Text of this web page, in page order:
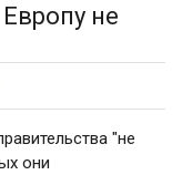
не
"не
они